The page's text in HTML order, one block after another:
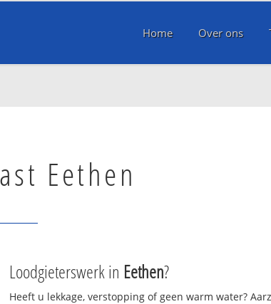
Home Over ons
Eethen
Loodgieterswerk in Eethen?
Heeft u lekkage, verstopping of geen warm water?